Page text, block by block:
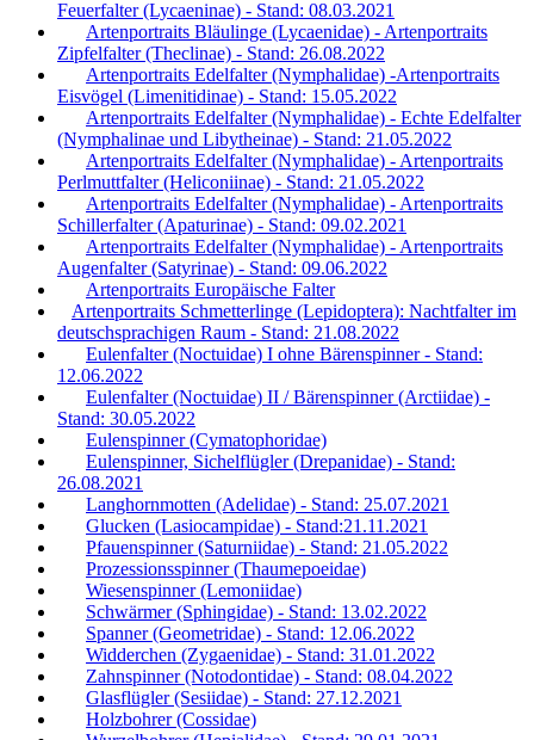
Feuerfalter (Lycaeninae) - Stand: 08.03.2021
Artenportraits Bläulinge (Lycaenidae) - Artenportraits
Zipfelfalter (Theclinae) - Stand: 26.08.2022
Artenportraits Edelfalter (Nymphalidae) -Artenportraits
Eisvögel (Limenitidinae) - Stand: 15.05.2022
Artenportraits Edelfalter (Nymphalidae) - Echte Edelfalter
(Nymphalinae und Libytheinae) - Stand: 21.05.2022
Artenportraits Edelfalter (Nymphalidae) - Artenportraits
Perlmuttfalter (Heliconiinae) - Stand: 21.05.2022
Artenportraits Edelfalter (Nymphalidae) - Artenportraits
Schillerfalter (Apaturinae) - Stand: 09.02.2021
Artenportraits Edelfalter (Nymphalidae) - Artenportraits
Augenfalter (Satyrinae) - Stand: 09.06.2022
Artenportraits Europäische Falter
Artenportraits Schmetterlinge (Lepidoptera): Nachtfalter im
deutschsprachigen Raum - Stand: 21.08.2022
Eulenfalter (Noctuidae) I ohne Bärenspinner - Stand:
12.06.2022
Eulenfalter (Noctuidae) II / Bärenspinner (Arctiidae) -
Stand: 30.05.2022
Eulenspinner (Cymatophoridae)
Eulenspinner, Sichelflügler (Drepanidae) - Stand:
26.08.2021
Langhornmotten (Adelidae) - Stand: 25.07.2021
Glucken (Lasiocampidae) - Stand:21.11.2021
Pfauenspinner (Saturniidae) - Stand: 21.05.2022
Prozessionsspinner (Thaumepoeidae)
Wiesenspinner (Lemoniidae)
Schwärmer (Sphingidae) - Stand: 13.02.2022
Spanner (Geometridae) - Stand: 12.06.2022
Widderchen (Zygaenidae) - Stand: 31.01.2022
Zahnspinner (Notodontidae) - Stand: 08.04.2022
Glasflügler (Sesiidae) - Stand: 27.12.2021
Holzbohrer (Cossidae)